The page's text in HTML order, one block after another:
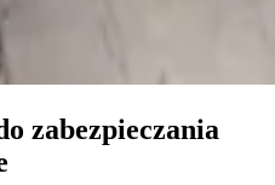
zabezpieczania